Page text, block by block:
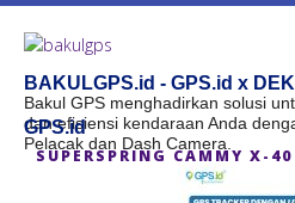
BAKULGPS.id - GPS.id x
Bakul GPS menghadirkan solusi
dan efisiensi kendaraan Anda
Pelacak dan Dash Camera.
GPS.id
SUPERSPRING CAMMY X-40